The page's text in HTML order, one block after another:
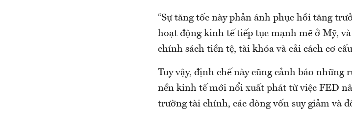
“Sự tăng tốc này phản ánh phục hồi tăng
hoạt động kinh tế tiếp tục mạnh mẽ ở Mỹ,
chính sách tiền tệ, tài khóa và cải cách cơ
Tuy vậy, định chế này cũng cảnh báo những
nền kinh tế mới nổi xuất phát từ việc FED
trường tài chính, các dòng vốn suy giảm và